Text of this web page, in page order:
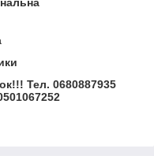
Тел. 0680887935